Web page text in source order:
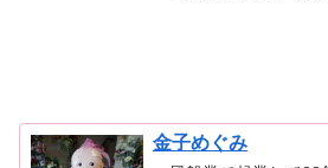
金子めぐみ